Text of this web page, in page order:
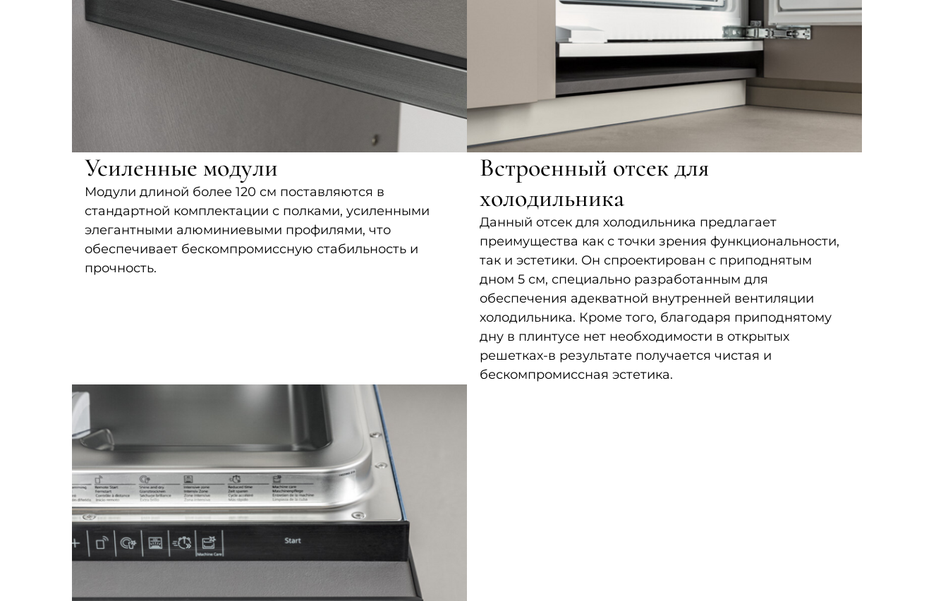
Усиленные модули
Модули длиной более 120 см поставляются в
стандартной комплектации с полками, усиленными
элегантными алюминиевыми профилями, что
обеспечивает бескомпромиссную стабильность и
прочность.
Встроенный отсек для
холодильника
Данный отсек для холодильника предлагает
преимущества как с точки зрения функциональности,
так и эстетики. Он спроектирован с приподнятым
дном 5 см, специально разработанным для
обеспечения адекватной внутренней вентиляции
холодильника. Кроме того, благодаря приподнятому
дну в плинтусе нет необходимости в открытых
решетках-в результате получается чистая и
бескомпромиссная эстетика.